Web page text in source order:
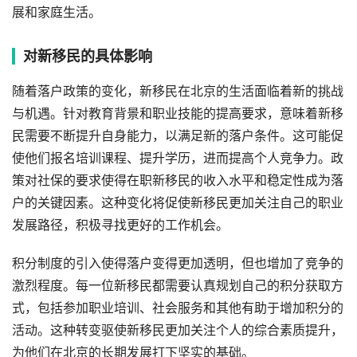
展和家庭生活。
对新移民的具体影响
随着落户政策的变化，新移民在北京的生活面临着新的挑战
与机遇。针对教育背景和职业技能的提高要求，意味着新移
民需要不断提升自身能力，以满足新的落户条件。这可能促
使他们报名培训课程、提升学历，进而提高个人竞争力。政
策对社保的要求使得在职新移民的收入水平和稳定性成为落
户的关键因素。这种变化将促使新移民更加关注自己的职业
发展路径，积极寻找更好的工作机会。
积分制度的引入使得落户变得更加透明，但也增加了竞争的
激烈程度。每一位新移民都需要认真规划自己的积分获取方
式，包括参加职业培训、社会服务和其他有助于增加积分的
活动。这种转变驱使新移民更加关注个人的综合素质提升，
为他们在北京的长期发展打下坚实的基础。